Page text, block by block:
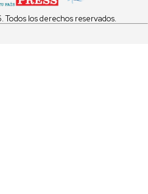
Todos los derechos reservados.